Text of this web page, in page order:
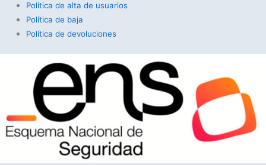
Política de alta de usuarios
Política de baja
Política de devoluciones